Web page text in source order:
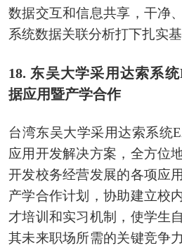
数据交互和信息共享，干净
系统数据关联分析打下扎实基
18. 东吴大学采用达索系
据应用暨产学合作
台湾东吴大学采用达索系统
应用开发解决方案，全方位
开发校务经营发展的各项应
产学合作计划，协助建立校
才培训和实习机制，使学生
其未来职场所需的关键竞争